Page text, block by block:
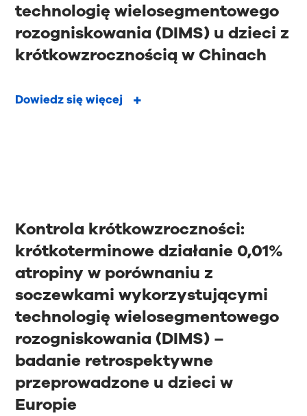
technologię wielosegmentowego
rozogniskowania (DIMS) u dzieci z
krótkowzrocznością w Chinach
Dowiedz się więcej
Kontrola krótkowzroczności:
krótkoterminowe działanie 0,01%
atropiny w porównaniu z
soczewkami wykorzystującymi
technologię wielosegmentowego
rozogniskowania (DIMS) –
badanie retrospektywne
przeprowadzone u dzieci w
Europie